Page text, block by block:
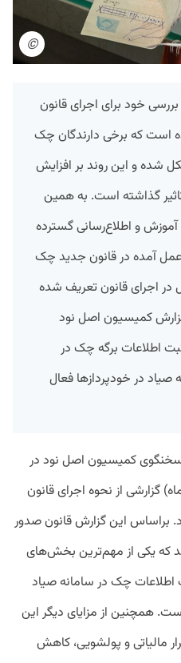
©
خود برای اجرای قانون
است که برخی دارندگان چک
شده و این روند بر افزایش
گذاشته است. به همین
و اطلاع‌رسانی گسترده
عمل آمده در قانون جدید چک
در اجرای قانون تعریف شده
کمیسیون اصل نود
اطلاعات برگه چک در
صیاد در خودپردازها فعال
کمیسیون اصل نود در
گزارشی از نحوه اجرای قانون
براساس این گزارش قانون صدور
شد که یکی از مهم‌ترین بخش‌های
چک در سال ۹۷، ثبت اطلاعات چک در سامانه صیاد
همچنین از مزایای دیگر این
مالیاتی و پولشویی، کاهش